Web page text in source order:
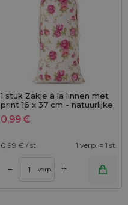
1 stuk Zakje à la linnen met
print 16 x 37 cm - natuurlijke
kleur / rozen
0,99€
0,99 € / st. 1 verp. = 1 st.
– verp. +